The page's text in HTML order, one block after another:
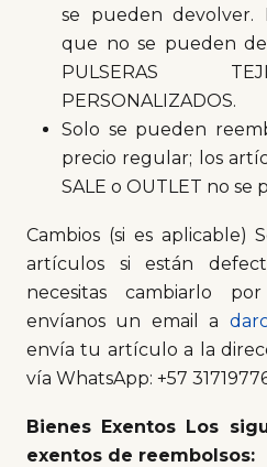
se pueden devolver.
que no se pueden
PULSERAS
PERSONALIZADOS.
Solo se pueden
precio regular; los
SALE o OUTLET no
Cambios (si es aplicable)
artículos si están
necesitas cambiarlo
envíanos un email a
envía tu artículo a la
vía WhatsApp: +57
Bienes Exentos Los
exentos de reembolsos: